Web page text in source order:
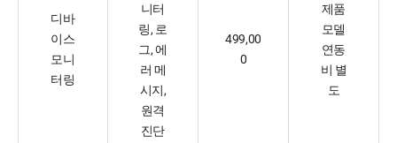
디바
이스
모니
터링
니터
링, 로
그, 에
러 메
시지,
원격
진단
499,00
0
제품
모델
연동
비 별
도